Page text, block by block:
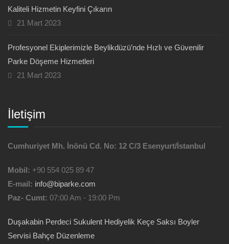
Kaliteli Hizmetin Keyfini Çıkarın
21 Mart 2023
Profesyonel Ekiplerimizle Beylikdüzü’nde Hızlı ve Güvenilir
Parke Döşeme Hizmetleri
21 Mart 2023
İletişim
Cumhuriyet Mh. İnönü Cd. No: 12 C/3 Esenyurt/İstanbul
Mobil: +90 554 025 89 47
E-mail: info@biparke.com
Paz- Cumt: 07:00 Am - 19:00 Pm
Duşakabin Perdeci Sukulent Hediyelik Keçe Saksı Boyler
Servisi Bahçe Düzenleme